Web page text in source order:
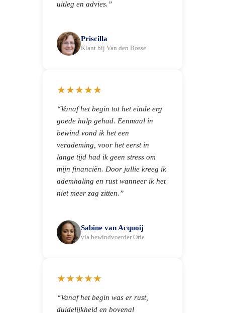
uitleg en advies.”
Priscilla
Klant bij Van den Bosse
★★★★★
“Vanaf het begin tot het einde erg
goede hulp gehad. Eenmaal in
bewind vond ik het een
verademing, voor het eerst in
lange tijd had ik geen stress om
mijn financiën. Door jullie kreeg ik
ademhaling en rust wanneer ik het
niet meer zag zitten.”
Sabine van Acquoij
via bewindvoerder Orie
★★★★★
“Vanaf het begin was er rust,
duidelijkheid en bovenal